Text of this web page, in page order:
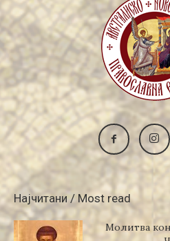
Најчитани / Most read
Молитва